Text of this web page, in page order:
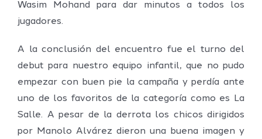
Wasim Mohand para dar minutos a todos los
jugadores.
A la conclusión del encuentro fue el turno del
debut para nuestro equipo infantil, que no pudo
empezar con buen pie la campaña y perdía ante
uno de los favoritos de la categoría como es La
Salle. A pesar de la derrota los chicos dirigidos
por Manolo Alvárez dieron una buena imagen y